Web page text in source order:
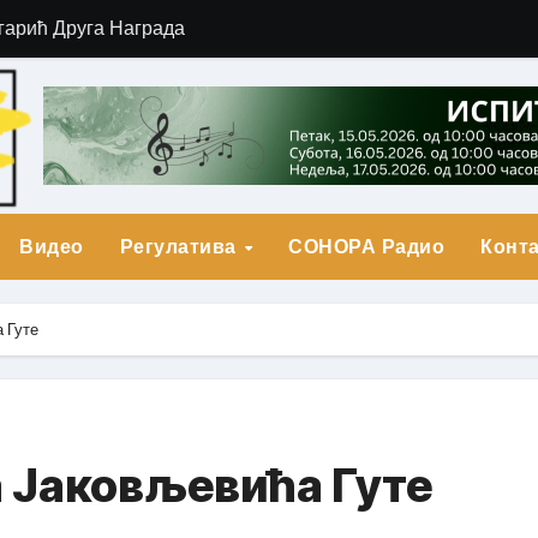
Друга Награда
награда
Видео Регулатива СОНОРА Радио
Гуте
Гуте